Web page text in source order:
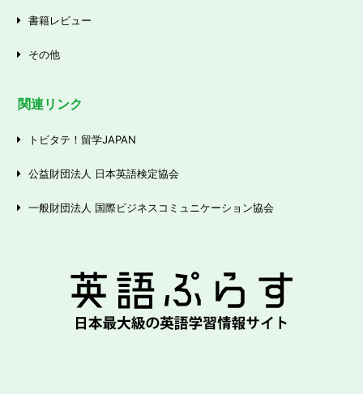
書籍レビュー
その他
関連リンク
トビタテ！留学JAPAN
公益財団法人 日本英語検定協会
一般財団法人 国際ビジネスコミュニケーション協会